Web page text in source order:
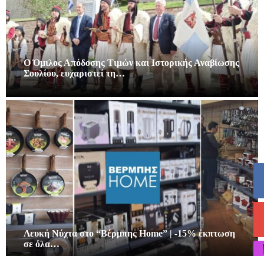
Ο Όμιλος Απόδοσης Τιμών και Ιστορικής Αναβίωσης
Σουλίου, ευχαριστεί τη…
Λευκή Νύχτα στο “Βέρμπης Home” | -15% έκπτωση
σε όλα…